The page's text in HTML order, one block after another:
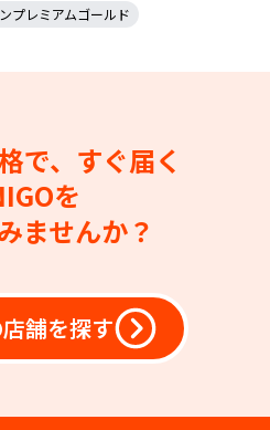
プレミアムゴールド
で、すぐ届く
を
ませんか？
舗を探す